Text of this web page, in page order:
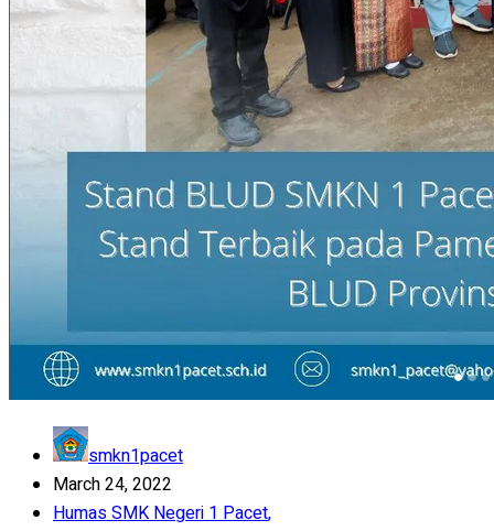
smkn1pacet
March 24, 2022
Humas SMK Negeri 1 Pacet,